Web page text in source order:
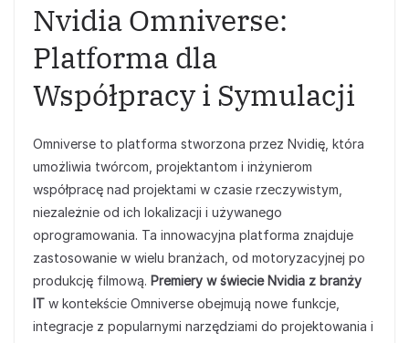
Nvidia Omniverse:
Platforma dla
Współpracy i Symulacji
Omniverse to platforma stworzona przez Nvidię, która
umożliwia twórcom, projektantom i inżynierom
współpracę nad projektami w czasie rzeczywistym,
niezależnie od ich lokalizacji i używanego
oprogramowania. Ta innowacyjna platforma znajduje
zastosowanie w wielu branżach, od motoryzacyjnej po
produkcję filmową. Premiery w świecie Nvidia z branży
IT w kontekście Omniverse obejmują nowe funkcje,
integracje z popularnymi narzędziami do projektowania i